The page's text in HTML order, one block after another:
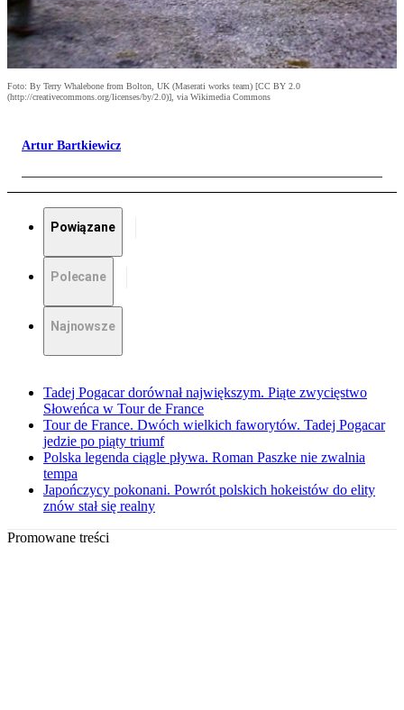
Foto: By Terry Whalebone from Bolton, UK (Maserati works team) [CC BY 2.0
(http://creativecommons.org/licenses/by/2.0)], via Wikimedia Commons
Artur Bartkiewicz
Powiązane
Polecane
Najnowsze
Tadej Pogacar dorównał największym. Piąte zwycięstwo
Słoweńca w Tour de France
Tour de France. Dwóch wielkich faworytów. Tadej Pogacar
jedzie po piąty triumf
Polska legenda ciągle pływa. Roman Paszke nie zwalnia
tempa
Japończycy pokonani. Powrót polskich hokeistów do elity
znów stał się realny
Promowane treści